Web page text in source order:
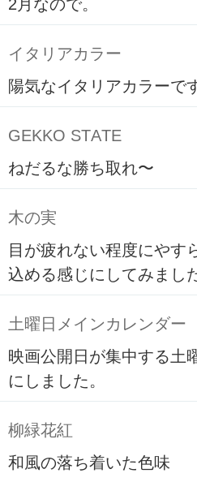
2月なので。
イタリアカラー
陽気なイタリアカラーで
GEKKO STATE
ねだるな勝ち取れ〜
木の実
目が疲れない程度にやす
込める感じにしてみまし
土曜日メインカレンダー
映画公開日が集中する土
にしました。
柳緑花紅
和風の落ち着いた色味